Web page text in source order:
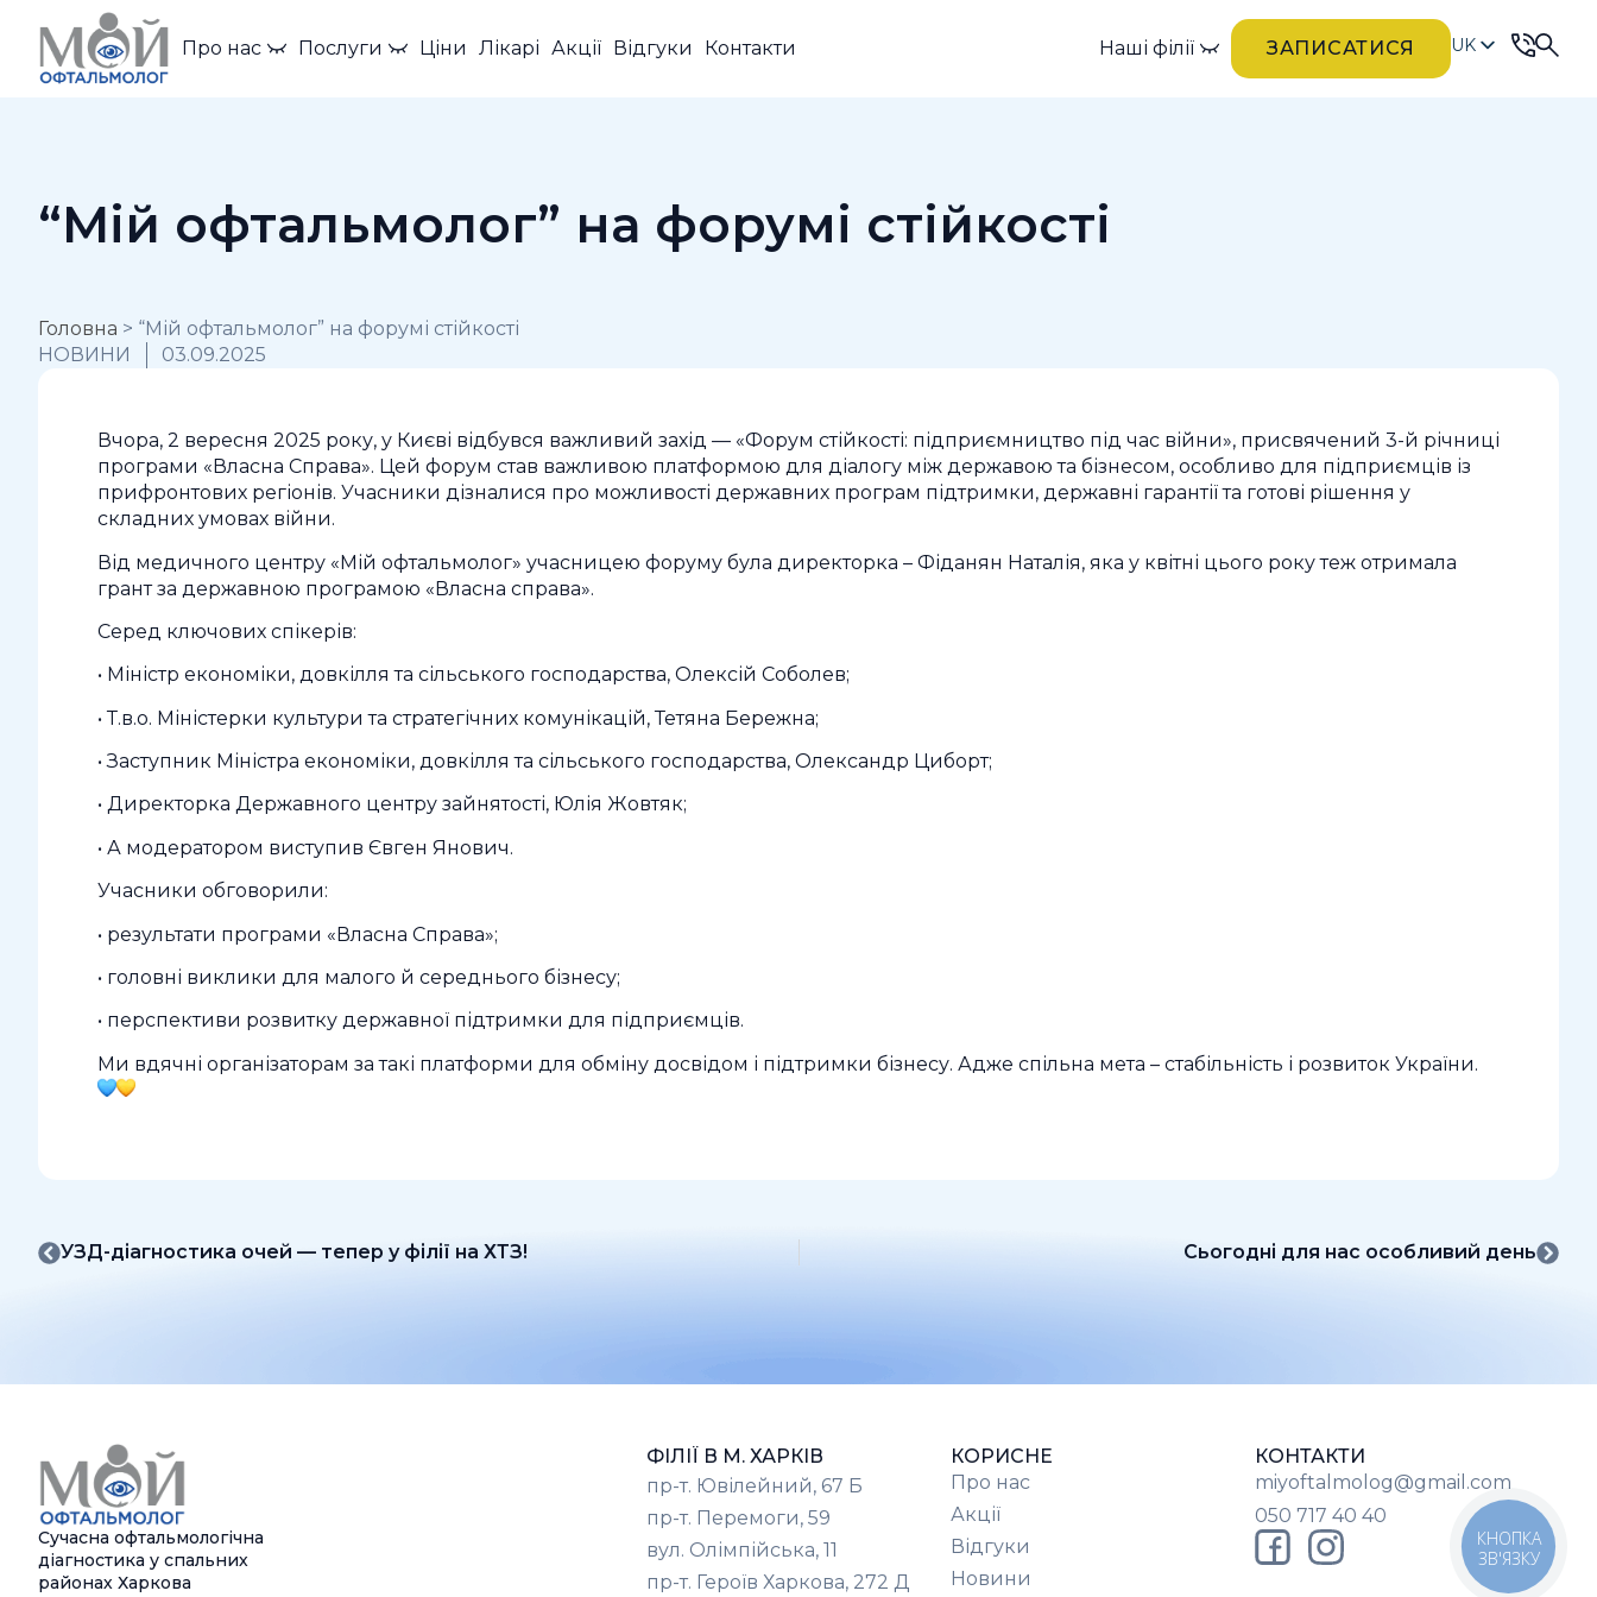
Про нас Послуги Ціни Лікарі Акції Відгуки Контакти Наші філії ЗАПИСАТИСЯ
UK
“Мій офтальмолог” на форумі стійкості
Головна > “Мій офтальмолог” на форумі стійкості
НОВИНИ
03.09.2025
Вчора, 2 вересня 2025 року, у Києві відбувся важливий захід — «Форум стійкості: підприємництво під час війни», присвячений 3-й річниці
програми «Власна Справа». Цей форум став важливою платформою для діалогу між державою та бізнесом, особливо для підприємців із
прифронтових регіонів. Учасники дізналися про можливості державних програм підтримки, державні гарантії та готові рішення у
складних умовах війни.
Від медичного центру «Мій офтальмолог» учасницею форуму була директорка – Фіданян Наталія, яка у квітні цього року теж отримала
грант за державною програмою «Власна справа».
Серед ключових спікерів:
• Міністр економіки, довкілля та сільського господарства, Олексій Соболев;
• Т.в.о. Міністерки культури та стратегічних комунікацій, Тетяна Бережна;
• Заступник Міністра економіки, довкілля та сільського господарства, Олександр Циборт;
• Директорка Державного центру зайнятості, Юлія Жовтяк;
• А модератором виступив Євген Янович.
Учасники обговорили:
• результати програми «Власна Справа»;
• головні виклики для малого й середнього бізнесу;
• перспективи розвитку державної підтримки для підприємців.
Ми вдячні організаторам за такі платформи для обміну досвідом і підтримки бізнесу. Адже спільна мета – стабільність і розвиток України.
УЗД-діагностика очей — тепер у філії на ХТЗ! Сьогодні для нас особливий день
Сучасна офтальмологічна
діагностика у спальних
районах Харкова
ФІЛІЇ В М. ХАРКІВ
пр-т. Ювілейний, 67 Б
пр-т. Перемоги, 59
вул. Олімпійська, 11
пр-т. Героїв Харкова, 272 Д
КОРИСНЕ
Про нас
Акції
Відгуки
Новини
КОНТАКТИ
miyoftalmolog@gmail.com
050 717 40 40
КНОПКА
ЗВ'ЯЗКУ